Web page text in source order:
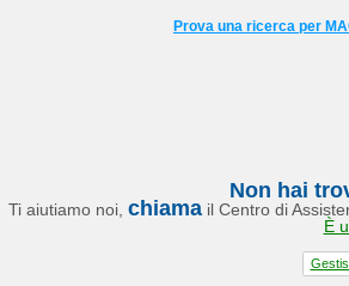
Prova una ricerca per
Non hai
Ti aiutiamo noi, chiamail Centro di
È